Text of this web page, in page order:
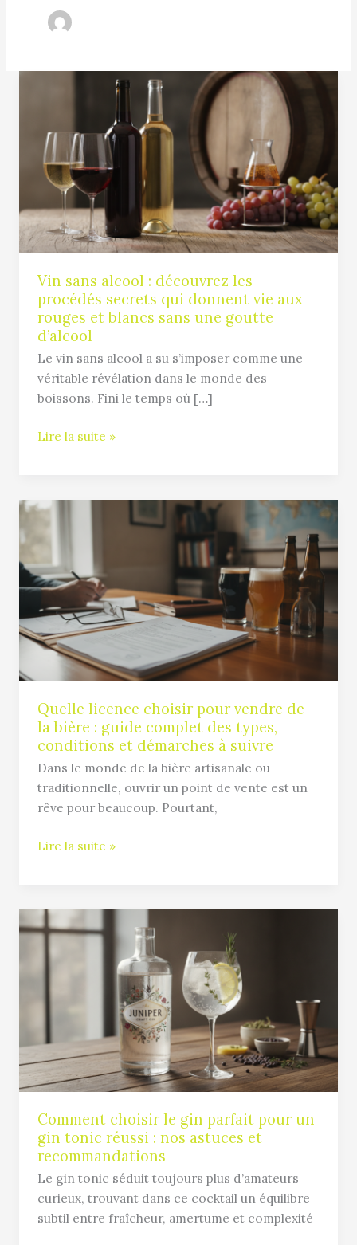
Vin sans alcool : découvrez les
procédés secrets qui donnent vie aux
rouges et blancs sans une goutte
d’alcool
Le vin sans alcool a su s’imposer comme une
véritable révélation dans le monde des
boissons. Fini le temps où […]
découvrez
les
procédés
secrets
qui
vie
aux
rouges
et
blancs
sans
une
d’alcool
Lire la suite »
Quelle licence choisir pour vendre de
la bière : guide complet des types,
conditions et démarches à suivre
Dans le monde de la bière artisanale ou
traditionnelle, ouvrir un point de vente est un
rêve pour beaucoup. Pourtant,
Quelle
licence
choisir
pour
vendre
de
bière
complet
des
types,
conditions
et
démarches
suivre
Lire la suite »
Comment choisir le gin parfait pour un
gin tonic réussi : nos astuces et
recommandations
Le gin tonic séduit toujours plus d’amateurs
curieux, trouvant dans ce cocktail un équilibre
subtil entre fraîcheur, amertume et complexité
Comment
choisir
gin
tonic
:
nos
astuces
et
recommandations